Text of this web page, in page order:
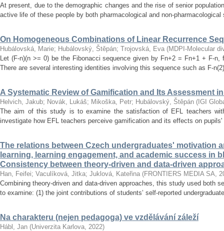
At present, due to the demographic changes and the rise of senior
active life of these people by both pharmacological and
On Homogeneous Combinations of Linear Recurrence
Hubálovská, Marie; Hubálovský, Štěpán; Trojovská, Eva (MDPI-Molecular
Let (F-n)(n >= 0) be the Fibonacci sequence given by Fn+2 = Fn+1 + F-
There are several interesting identities involving this sequence such as F-
A Systematic Review of Gamification and Its Assessment
Helvich, Jakub; Novák, Lukáš; Mikoška, Petr; Hubálovský, Štěpán ( IGI
The aim of this study is to examine the satisfaction of EFL teachers
investigate how EFL teachers perceive gamification and its effects on
The relations between Czech undergraduates' motivation
learning, learning engagement, and academic success in
Consistency between theory-driven and data-driven
Han, Feifei; Vaculíková, Jitka; Juklová, Kateřina (FRONTIERS MEDIA SA,
Combining theory-driven and data-driven approaches, this study used both
to examine: (1) the joint contributions of students’ self-reported
Na charakteru (nejen pedagoga) ve vzdělávání záleží
Hábl, Jan (Univerzita Karlova, 2022)